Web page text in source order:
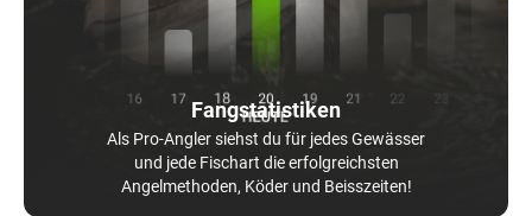
Fangstatistiken
Als Pro-Angler siehst du für jedes Gewässer
und jede Fischart die erfolgreichsten
Angelmethoden, Köder und Beisszeiten!